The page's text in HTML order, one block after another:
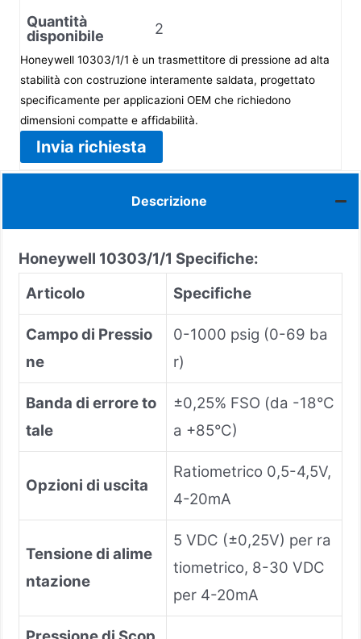
Quantità
disponibile
2
Honeywell 10303/1/1 è un trasmettitore di pressione ad alta
stabilità con costruzione interamente saldata, progettato
specificamente per applicazioni OEM che richiedono
dimensioni compatte e affidabilità.
Invia richiesta
Descrizione
Honeywell 10303/1/1 Specifiche:
Articolo
Specifiche
Campo di Pressio
ne
0-1000 psig (0-69 ba
r)
Banda di errore to
tale
±0,25% FSO (da -18°C
a +85°C)
Opzioni di uscita
Ratiometrico 0,5-4,5V,
4-20mA
Tensione di alime
ntazione
5 VDC (±0,25V) per ra
tiometrico, 8-30 VDC
per 4-20mA